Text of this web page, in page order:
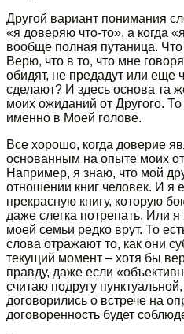
Другой вариант понимания
«я доверяю что-то», а когда
вообще полная путаница.
Верю, что в то, что мне
обидят, не предадут или еще
сделают? И здесь основа та
моих ожиданий от Другого.
именно в Моей голове.
Все хорошо, когда доверие
основанным на опыте моих
Например, я знаю, что мой
отношении книг человек. И
прекрасную книгу, которую
даже слегка потрепать. Или
моей семьи редко врут. То
слова отражают то, как они
текущий момент – хотя бы
правду, даже если
считаю подругу
договорились о встрече на
договоренность будет